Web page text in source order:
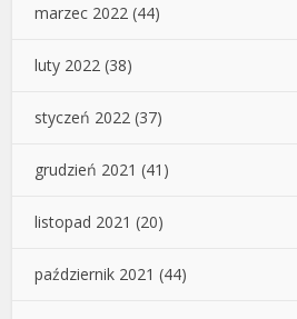
marzec 2022 (44)
luty 2022 (38)
styczeń 2022 (37)
grudzień 2021 (41)
listopad 2021 (20)
październik 2021 (44)